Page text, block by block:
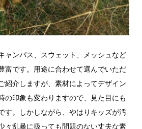
ャンパス、スウェット、メッシュなど
富です。用途に合わせて選んでいただ
紹介しますが、素材によってデザイン
の印象も変わりますので、見た目にも
す。しかしながら、やはりキッズが汚
々乱暴に扱っても問題のない丈夫な素